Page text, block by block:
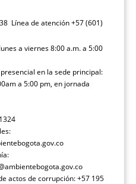
Línea de atención +57 (601)
a viernes 8:00 a.m. a 5:00
en la sede principal:
a 5:00 pm, en jornada
actos de corrupción: +57 195